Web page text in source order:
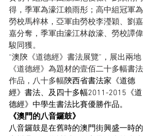
得，季軍為濠江賴雨彤；高中組冠軍為
勞校馬梓林，亞軍由勞校李瀅穎、劉嘉
嘉分奪，季軍由濠江林啟濠、勞校譚偉
駿同獲。
“澳陝《道德經》書法展覽”，展出兩地
《道德經》為題材的壹佰二十多幅書法
作品，八十多幅陝西省書法家 《道德
經》書法、及四十多幅2011-2015 《道
德經》中學生書法比賽優勝作品。
《澳門的八音鑼鼓》
八音鑼鼓是在舊時的澳門街興盛一時的